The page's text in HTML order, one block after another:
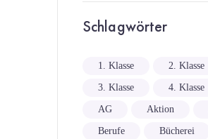
Schlagwörter
1. Klasse 2. Klasse
3. Klasse 4. Klasse
AG Aktion
Berufe Bücherei